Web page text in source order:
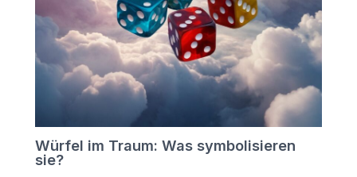
Würfel im Traum: Was symbolisieren
sie?